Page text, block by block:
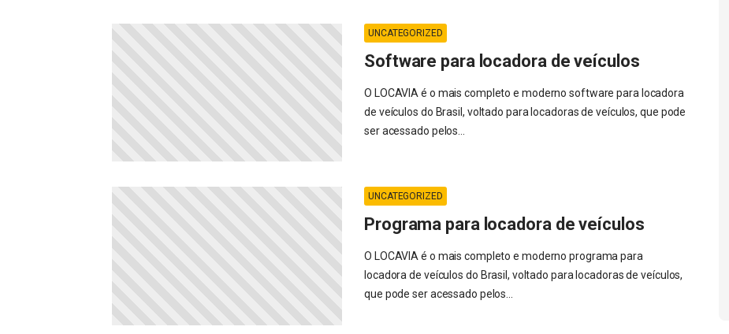
UNCATEGORIZED
Software para locadora de veículos
O LOCAVIA é o mais completo e moderno software para locadora
de veículos do Brasil, voltado para locadoras de veículos, que pode
ser acessado pelos...
UNCATEGORIZED
Programa para locadora de veículos
O LOCAVIA é o mais completo e moderno programa para
locadora de veículos do Brasil, voltado para locadoras de veículos,
que pode ser acessado pelos...